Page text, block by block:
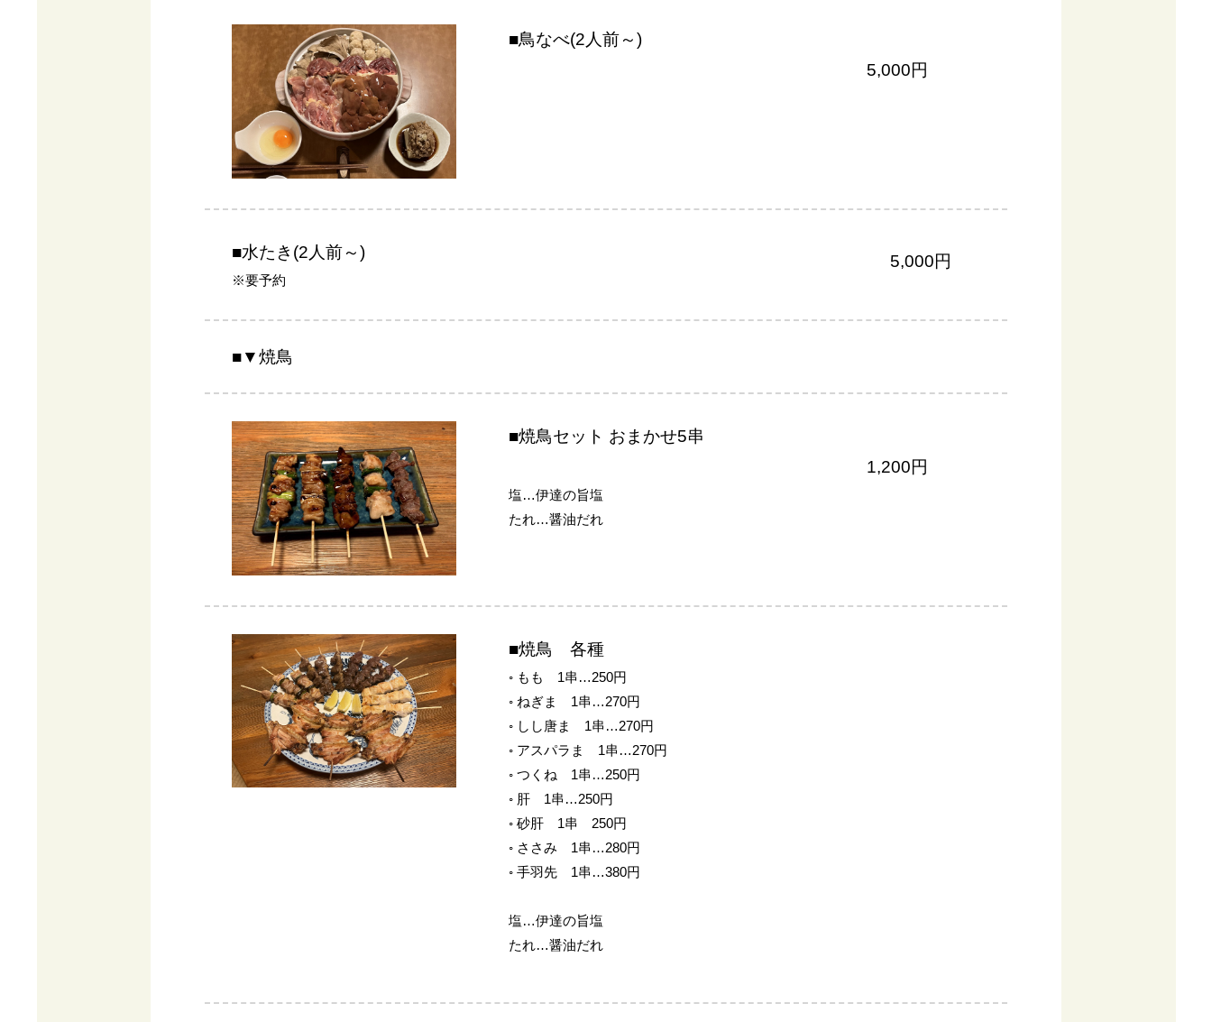
■鳥なべ(2人前～)
5,000円
■水たき(2人前～) 5,000円
※要予約
■▼焼鳥
■焼鳥セット おまかせ5串
1,200円
塩…伊達の旨塩
たれ…醤油だれ
■焼鳥 各種
◦ もも 1串…250円
◦ ねぎま 1串…270円
◦ しし唐ま 1串…270円
◦ アスパラま 1串…270円
◦ つくね 1串…250円
◦ 肝 1串…250円
◦ 砂肝 1串 250円
◦ ささみ 1串…280円
◦ 手羽先 1串…380円
塩…伊達の旨塩
たれ…醤油だれ